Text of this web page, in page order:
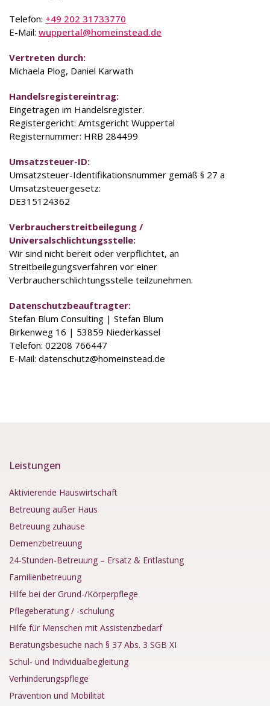
Telefon: +49 202 31733770
E-Mail: wuppertal@homeinstead.de
Vertreten durch:
Michaela Plog, Daniel Karwath
Handelsregistereintrag:
Eingetragen im Handelsregister.
Registergericht: Amtsgericht Wuppertal
Registernummer: HRB 284499
Umsatzsteuer-ID:
Umsatzsteuer-Identifikationsnummer gemäß § 27 a
Umsatzsteuergesetz:
DE315124362
Verbraucherstreitbeilegung /
Universalschlichtungsstelle:
Wir sind nicht bereit oder verpflichtet, an
Streitbeilegungsverfahren vor einer
Verbraucherschlichtungsstelle teilzunehmen.
Datenschutz­beauftragter:
Stefan Blum Consulting | Stefan Blum
Birkenweg 16 | 53859 Niederkassel
Telefon: 02208 766447
E-Mail: datenschutz@homeinstead.de
Leistungen
Aktivierende Hauswirtschaft
Betreuung außer Haus
Betreuung zuhause
Demenzbetreuung
24-Stunden-Betreuung – Ersatz & Entlastung
Familienbetreuung
Hilfe bei der Grund-/Körperpflege
Pflegeberatung / -schulung
Hilfe für Menschen mit Assistenzbedarf
Beratungsbesuche nach § 37 Abs. 3 SGB XI
Schul- und Individualbegleitung
Verhinderungspflege
Prävention und Mobilität